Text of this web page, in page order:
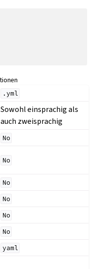
.yml
Sowohl einsprachig als
auch zweisprachig
No
No
No
No
No
No
yaml